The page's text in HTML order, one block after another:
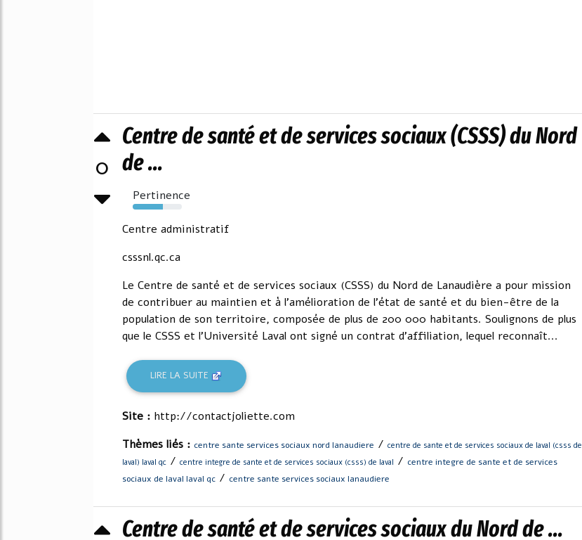
0
Centre de santé et de services sociaux (CSSS) du Nord
de ...
Pertinence
61%
Centre administratif
csssnl.qc.ca
Le Centre de santé et de services sociaux (CSSS) du Nord de Lanaudière a pour mission
de contribuer au maintien et à l'amélioration de l'état de santé et du bien-être de la
population de son territoire, composée de plus de 200 000 habitants. Soulignons de plus
que le CSSS et l'Université Laval ont signé un contrat d'affiliation, lequel reconnaît...
LIRE LA SUITE
Site : http://contactjoliette.com
Thèmes liés : centre sante services sociaux nord lanaudiere / centre de sante et de services sociaux de laval (csss de
laval) laval qc / centre integre de sante et de services sociaux (csss) de laval / centre integre de sante et de services
sociaux de laval laval qc / centre sante services sociaux lanaudiere
Centre de santé et de services sociaux du Nord de ...